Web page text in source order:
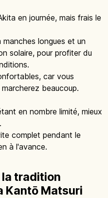
en journée, mais frais le
longues et un
solaire, pour profiter du
car vous
beaucoup.
en nombre limité, mieux
complet pendant le
à l'avance.
la tradition
Kantō Matsuri